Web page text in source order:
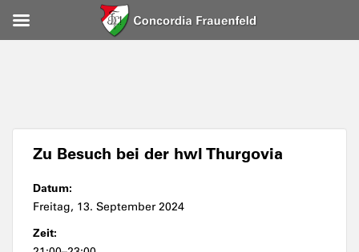
Zu Besuch bei der hwl Thurgovia
Datum:
Freitag, 13. September 2024
Zeit: